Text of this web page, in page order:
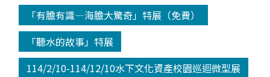
「有膽有識—海膽大驚奇」特展（免費）
「聽水的故事」特展
114/2/10-114/12/10水下文化資產校園巡迴微型展